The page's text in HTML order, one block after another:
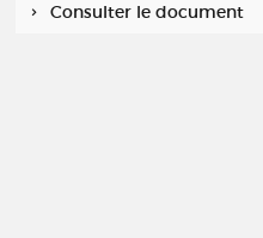
Consulter le document